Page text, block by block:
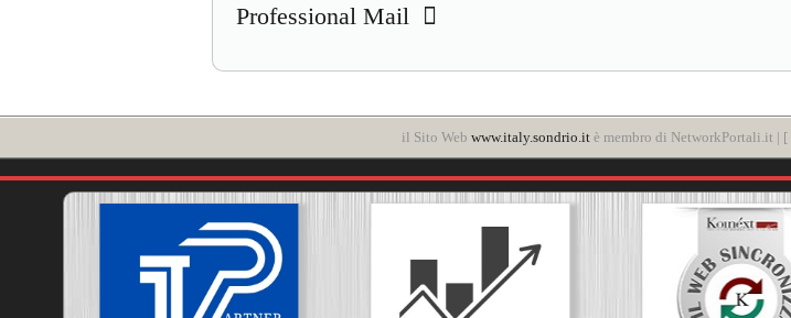
Professional Mail
il Sito Web www.italy.sondrio.itè membro di NetworkPortali.it | [